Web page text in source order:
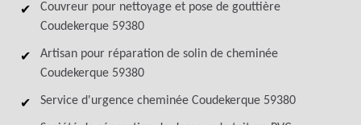
Couvreur pour nettoyage et pose de gouttière
Coudekerque 59380
Artisan pour réparation de solin de cheminée
Coudekerque 59380
Service d'urgence cheminée Coudekerque 59380